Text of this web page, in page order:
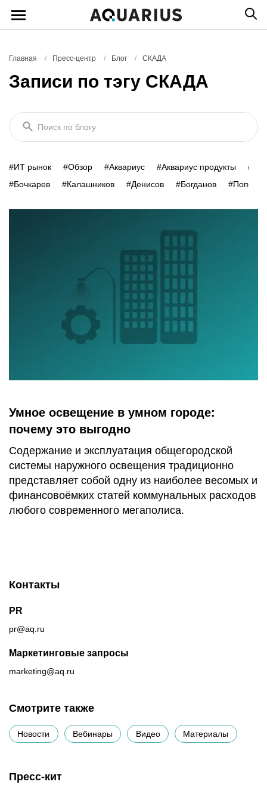
Главная / Пресс-центр / Блог / СКАДА
Записи по тэгу СКАДА
Поиск по блогу
#ИТ рынок #Обзор #Аквариус #Аквариус продукты
#Бочкарев
#Калашников #Денисов #Богданов #Попович
Умное освещение в умном городе:
почему это выгодно
Содержание и эксплуатация общегородской
системы наружного освещения традиционно
представляет собой одну из наиболее весомых и
финансовоёмких статей коммунальных расходов
любого современного мегаполиса.
Контакты
PR
pr@aq.ru
Маркетинговые запросы
marketing@aq.ru
Смотрите также
Новости Вебинары Видео Материалы
Пресс-кит